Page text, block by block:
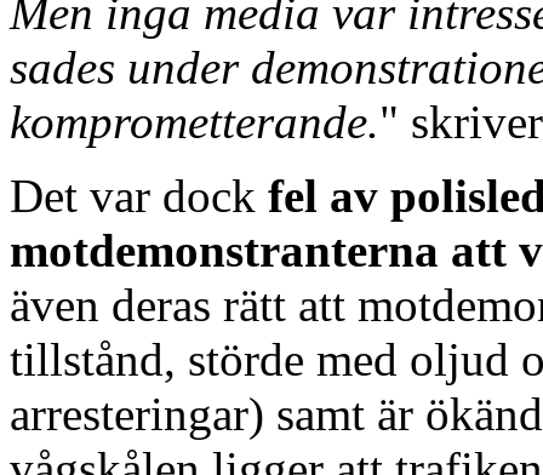
Men inga media var
sades under
komprometterande."
Det var dock fel av
motdemonstranterna att
även deras rätt att
tillstånd, störde med oljud
arresteringar) samt är